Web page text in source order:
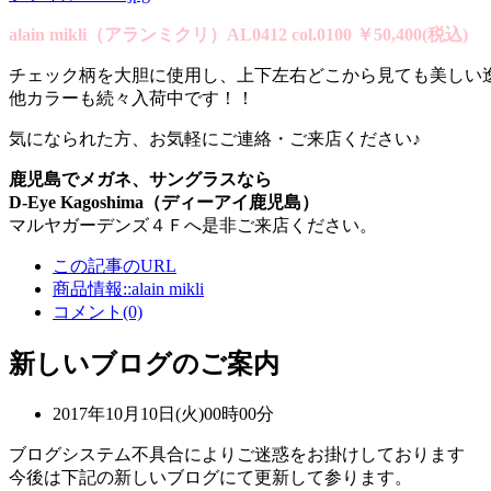
alain mikli（アランミクリ）AL0412 col.0100 ￥50,400(税込)
チェック柄を大胆に使用し、上下左右どこから見ても美しい
他カラーも続々入荷中です！！
気になられた方、お気軽にご連絡・ご来店ください♪
鹿児島でメガネ、サングラスなら
D-Eye Kagoshima（ディーアイ鹿児島）
マルヤガーデンズ４Ｆへ是非ご来店ください。
この記事のURL
商品情報::alain mikli
コメント(0)
新しいブログのご案内
2017年10月10日(火)00時00分
ブログシステム不具合によりご迷惑をお掛けしております
今後は下記の新しいブログにて更新して参ります。